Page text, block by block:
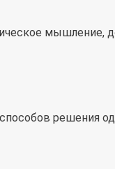
мышление,
решения